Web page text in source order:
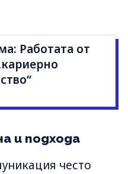
Работата от
и подхода
често